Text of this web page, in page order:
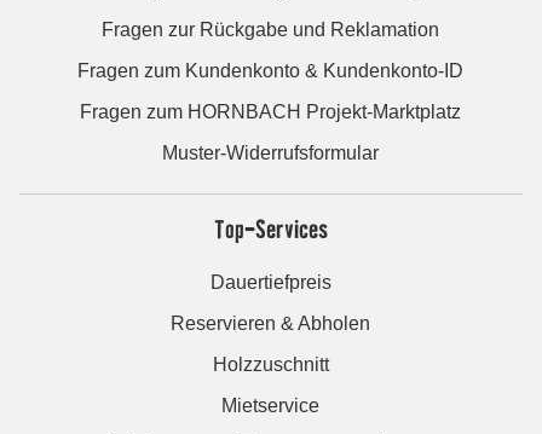
Fragen zur Rückgabe und Reklamation
Fragen zum Kundenkonto & Kundenkonto-ID
Fragen zum HORNBACH Projekt-Marktplatz
Muster-Widerrufsformular
Top-Services
Dauertiefpreis
Reservieren & Abholen
Holzzuschnitt
Mietservice